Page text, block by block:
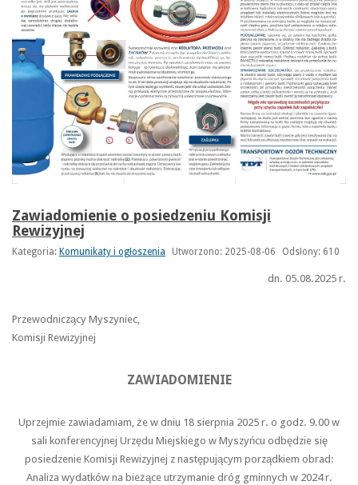
Zawiadomienie o posiedzeniu Komisji
Rewizyjnej
Kategoria: Komunikaty i ogłoszenia Utworzono: 2025-08-06 Odsłony: 610
dn. 05.08.2025 r.
Przewodniczący Myszyniec,
Komisji Rewizyjnej
ZAWIADOMIENIE
Uprzejmie zawiadamiam, że w dniu 18 sierpnia 2025 r. o godz. 9.00 w
sali konferencyjnej Urzędu Miejskiego w Myszyńcu odbędzie się
posiedzenie Komisji Rewizyjnej z następującym porządkiem obrad:
Analiza wydatków na bieżące utrzymanie dróg gminnych w 2024 r.